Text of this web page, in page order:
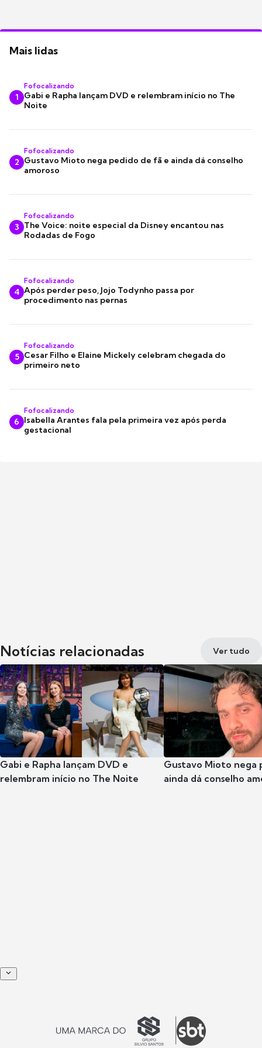
Mais lidas
1
Fofocalizando
Gabi e Rapha lançam DVD e relembram início no The
Noite
2
Fofocalizando
Gustavo Mioto nega pedido de fã e ainda dá conselho
amoroso
3
Fofocalizando
The Voice: noite especial da Disney encantou nas
Rodadas de Fogo
4
Fofocalizando
Após perder peso, Jojo Todynho passa por
procedimento nas pernas
5
Fofocalizando
Cesar Filho e Elaine Mickely celebram chegada do
primeiro neto
6
Fofocalizando
Isabella Arantes fala pela primeira vez após perda
gestacional
Notícias relacionadas Ver tudo
Gabi e Rapha lançam DVD e
relembram início no The Noite
Gustavo Mioto nega
ainda dá conselho